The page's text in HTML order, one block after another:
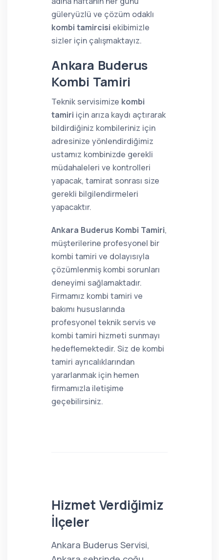
güleryüzlü ve çözüm odaklı
kombi tamircisi ekibimizle
sizler için çalışmaktayız.
Ankara Buderus
Kombi Tamiri
Teknik servisimize kombi
tamiri için arıza kaydı açtırarak
bildirdiğiniz kombileriniz için
adresinize yönlendirdiğimiz
ustamız kombinizde gerekli
müdahaleleri ve kontrolleri
yapacak, tamirat sonrası size
gerekli bilgilendirmeleri
yapacaktır.
Ankara Buderus Kombi Tamiri,
müşterilerine profesyonel bir
kombi tamiri ve dolayısıyla
çözümlenmiş kombi sorunları
deneyimi sağlamaktadır.
Firmamız kombi tamiri ve
bakımı hususlarında
profesyonel teknik servis ve
kombi tamiri hizmeti sunmayı
hedeflemektedir. Siz de kombi
tamiri ayrıcalıklarından
yararlanmak için hemen
firmamızla iletişime
geçebilirsiniz.
Hizmet Verdiğimiz
İlçeler
Ankara Buderus Servisi,